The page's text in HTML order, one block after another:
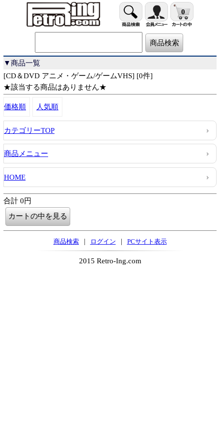
0
▼商品一覧
[CD＆DVD アニメ・ゲーム/ゲームVHS] [0件]
★該当する商品はありません★
価格順 人気順
カテゴリーTOP
商品メニュー
HOME
合計 0円
商品検索 | ログイン | PCサイト表示
2015 Retro-Ing.com